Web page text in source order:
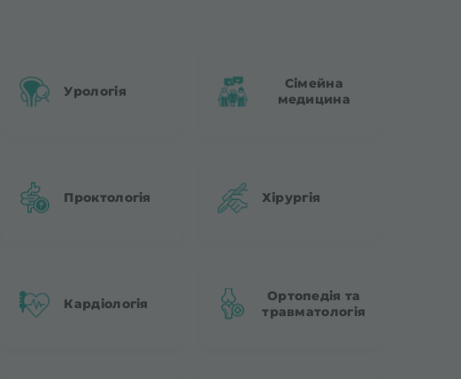
Урологія
Сімейна
медицина
Проктологія Хірургія
Кардіологія
Ортопедія та
травматологія